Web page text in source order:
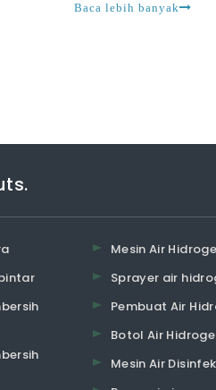
Baca lebih banyak
Mesin Air
Sprayer air
Pembuat Air
Botol Air
Mesin Air